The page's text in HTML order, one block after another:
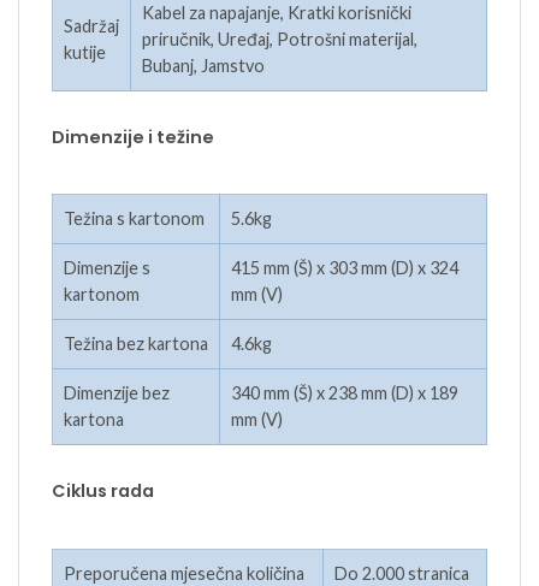
Sadržaj
kutije
Kabel za napajanje, Kratki korisnički
priručnik, Uređaj, Potrošni materijal,
Bubanj, Jamstvo
Dimenzije i težine
Težina s kartonom 5.6kg
Dimenzije s
kartonom
415 mm (Š) x 303 mm (D) x 324
mm (V)
Težina bez kartona 4.6kg
Dimenzije bez
kartona
340 mm (Š) x 238 mm (D) x 189
mm (V)
Ciklus rada
Preporučena mjesečna količina Do 2.000 stranica